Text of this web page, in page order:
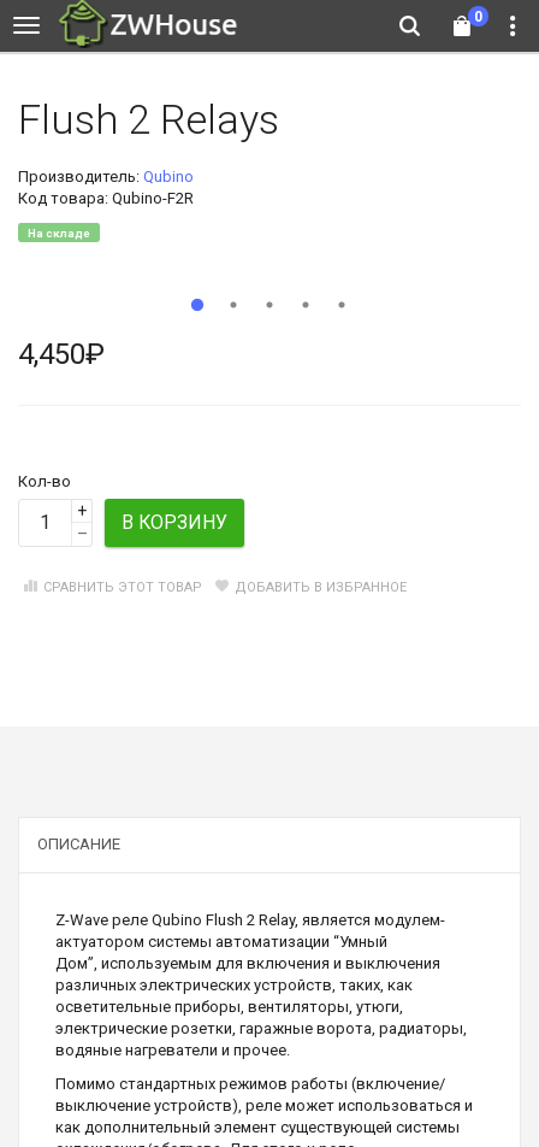
0
Flush 2 Relays
Производитель: Qubino
Код товара: Qubino-F2R
На складе
4,450₽
Кол-во
+
–
В КОРЗИНУ
СРАВНИТЬ ЭТОТ ТОВАР ДОБАВИТЬ В ИЗБРАННОЕ
ОПИСАНИЕ
Z-Wave реле Qubino Flush 2 Relay, является модулем-
актуатором системы автоматизации “Умный
Дом”, используемым для включения и выключения
различных электрических устройств, таких, как
осветительные приборы, вентиляторы, утюги,
электрические розетки, гаражные ворота, радиаторы,
водяные нагреватели и прочее.
Помимо стандартных режимов работы (включение/
выключение устройств), реле может использоваться и
как дополнительный элемент существующей системы